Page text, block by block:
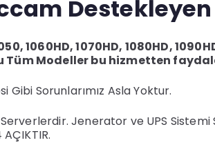
1060HD, 1070HD, 1080HD,
Tüm Modeller bu hizmetten
Gibi Sorunlarımız Asla Yoktur.
Jenerator ve UPS Sistemi